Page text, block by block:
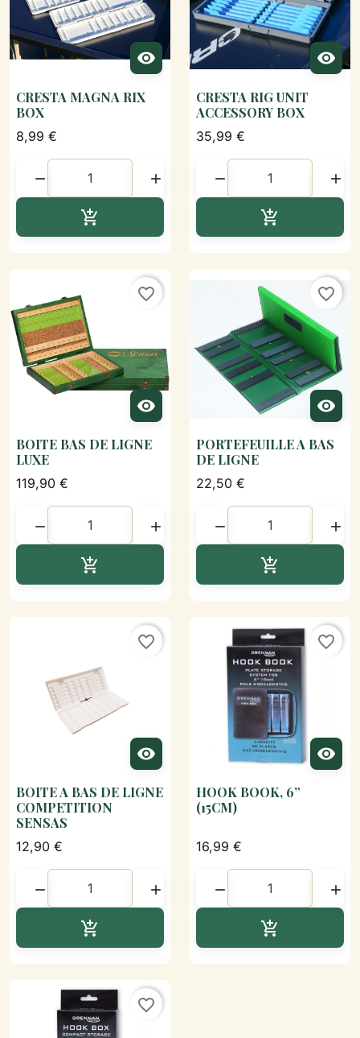

CRESTA MAGNA RIX
BOX
8,99 €
 


CRESTA RIG UNIT
ACCESSORY BOX
35,99 €
 


favorite_border
BOITE BAS DE LIGNE
LUXE
119,90 €
 


favorite_border
PORTEFEUILLE A BAS
DE LIGNE
22,50 €
 


favorite_border
BOITE A BAS DE LIGNE
COMPETITION
SENSAS
12,90 €
 


favorite_border
HOOK BOOK, 6”
(15CM)
16,99 €
 

favorite_border